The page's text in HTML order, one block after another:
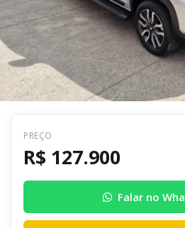
PREÇO
R$ 127.900
Falar no
Envie uma